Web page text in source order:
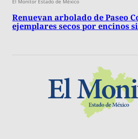
Renuevan arbolado de Paseo
ejemplares secos por encinos